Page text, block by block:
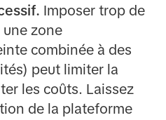
Imposer trop de
zone
combinée à des
peut limiter la
les coûts. Laissez
de la plateforme